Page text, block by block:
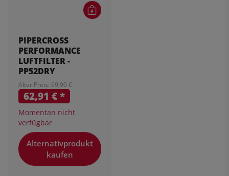
PIPERCROSS
PERFORMANCE
LUFTFILTER -
PP52DRY
Alter Preis: 69,90 €
62,91 €*
Momentan nicht
verfügbar
Alternativprodukt
kaufen